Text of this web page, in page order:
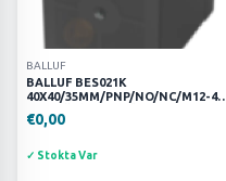
ATOP
Festo
Harting
BALLUF
BALLUF BES021K
40X40/35MM/PNP/NO/NC/M12-4P
€0,00
✓ Stokta Var